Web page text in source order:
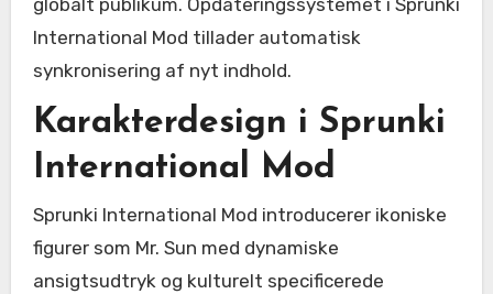
International Mod tillader automatisk
synkronisering af nyt indhold.
Karakterdesign i Sprunki
International Mod
Sprunki International Mod introducerer ikoniske
figurer som Mr. Sun med dynamiske
ansigtsudtryk og kulturelt specificerede